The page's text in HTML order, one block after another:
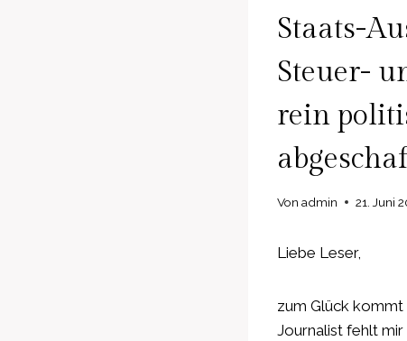
Staats-
Steuer-
rein
Von admin 21. Juni
Liebe Leser,
zum Glück kommt
Journalist fehlt